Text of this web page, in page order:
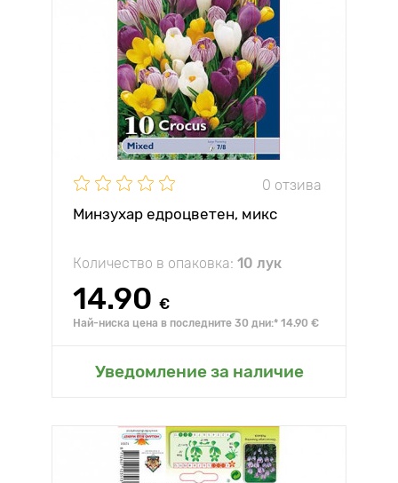
0 отзива
Минзухар eдроцветен, микс
Количество в опаковка: 10 лук
14.90 €
Най-ниска цена в последните 30 дни:* 14.90 €
Уведомление за наличие